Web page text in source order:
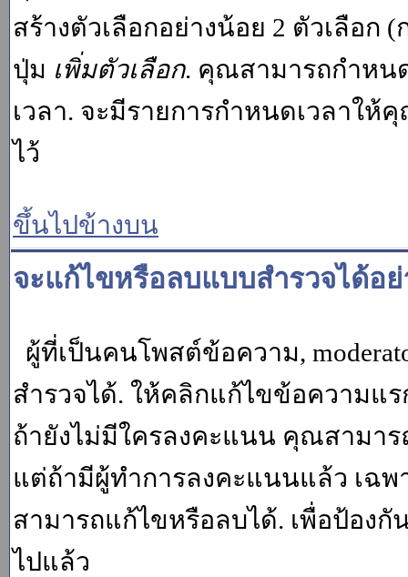
สร้างตัวเลือกอย่างน้อย 2 ตัวเลือก
ปุ่ม เพิ่มตัวเลือก. คุณสามารถกำหน
เวลา. จะมีรายการกำหนดเวลาให้
ไว้
ขึ้นไปข้างบน
จะแก้ไขหรือลบแบบสำรวจได้อย่
ผู้ที่เป็นคนโพสต์ข้อความ,
สำรวจได้. ให้คลิกแก้ไขข้อความแ
ถ้ายังไม่มีใครลงคะแนน คุณสามา
แต่ถ้ามีผู้ทำการลงคะแนนแล้ว เฉพา
สามารถแก้ไขหรือลบได้. เพื่อป้อง
ไปแล้ว